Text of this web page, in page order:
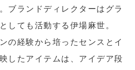
ブランドディレクターはグラ
しても活動する伊場麻世。
の経験から培ったセンスとイ
したアイテムは、アイデア段